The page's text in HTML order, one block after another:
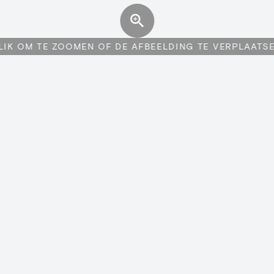
OM TE ZOOMEN OF DE AFBEELDING TE